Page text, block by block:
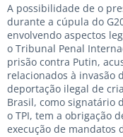
A possibilidade de o
durante a cúpula do
envolvendo aspectos
o Tribunal Penal
prisão contra Putin,
relacionados à invasão
deportação ilegal de
Brasil, como signatário
o TPI, tem a obrigação
execução de mandatos